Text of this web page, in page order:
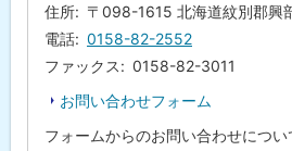
住所
〒098-1615 北海道紋別郡興
電話
0158-82-2552
ファックス
0158-82-3011
お問い合わせフォーム
フォームからのお問い合わせにつ